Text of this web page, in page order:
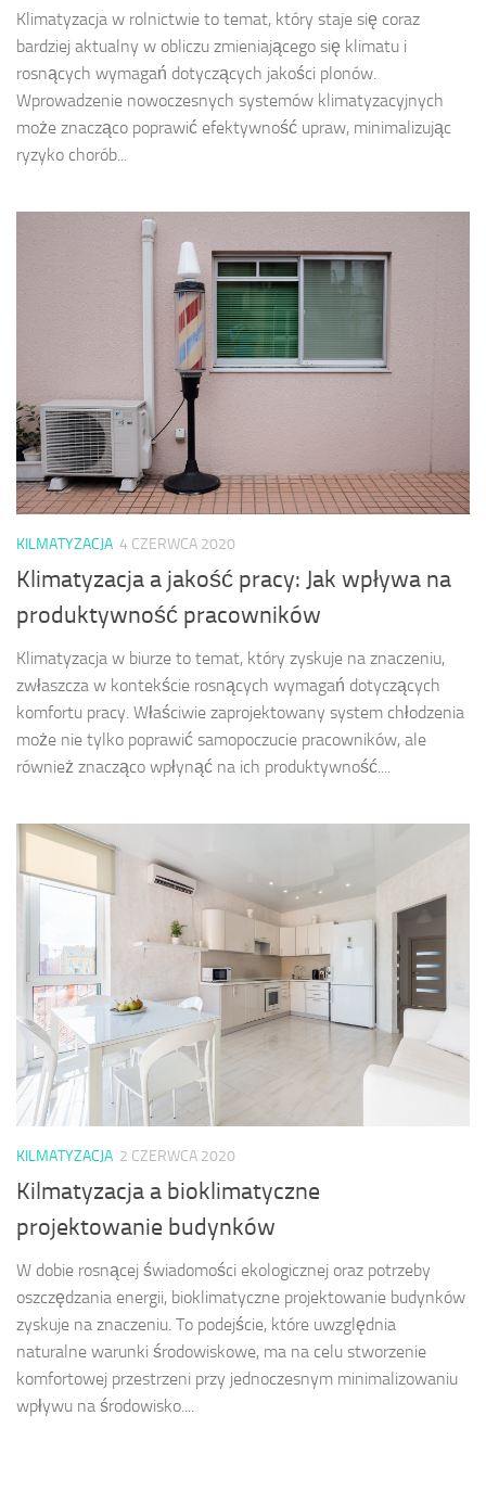
Klimatyzacja w rolnictwie to temat, który staje się coraz
bardziej aktualny w obliczu zmieniającego się klimatu i
rosnących wymagań dotyczących jakości plonów.
Wprowadzenie nowoczesnych systemów klimatyzacyjnych
może znacząco poprawić efektywność upraw, minimalizując
ryzyko chorób...
KILMATYZACJA 4 CZERWCA 2020
Klimatyzacja a jakość pracy: Jak wpływa na
produktywność pracowników
Klimatyzacja w biurze to temat, który zyskuje na znaczeniu,
zwłaszcza w kontekście rosnących wymagań dotyczących
komfortu pracy. Właściwie zaprojektowany system chłodzenia
może nie tylko poprawić samopoczucie pracowników, ale
również znacząco wpłynąć na ich produktywność....
KILMATYZACJA 2 CZERWCA 2020
Kilmatyzacja a bioklimatyczne
projektowanie budynków
W dobie rosnącej świadomości ekologicznej oraz potrzeby
oszczędzania energii, bioklimatyczne projektowanie budynków
zyskuje na znaczeniu. To podejście, które uwzględnia
naturalne warunki środowiskowe, ma na celu stworzenie
komfortowej przestrzeni przy jednoczesnym minimalizowaniu
wpływu na środowisko....